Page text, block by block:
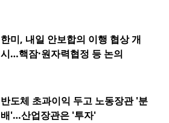
한미, 내일 안보합의 이행 협상 개
시…핵잠·원자력협정 등 논의
반도체 초과이익 두고 노동장관 '분
배'…산업장관은 '투자'